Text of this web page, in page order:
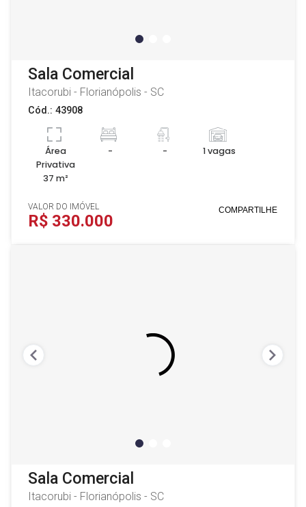
Sala Comercial
Itacorubi - Florianópolis - SC
Cód.: 43908
Área
Privativa
37 m²
- - 1 vagas
VALOR DO IMÓVEL
R$ 330.000
COMPARTILHE
Sala Comercial
Itacorubi - Florianópolis - SC